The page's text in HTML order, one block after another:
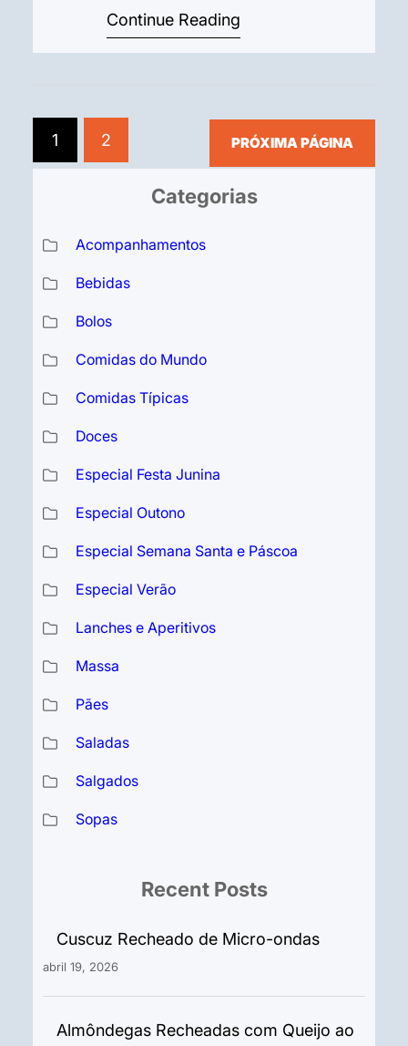
colher de sopa de tomate picado
(sem sementes) 1 colher de sopa
(opcional) Azeite ou óleo para
untar a frigideira Modo de
Preparo: Em uma…
Continue Reading
1 2 PRÓXIMA PÁGINA
Categorias
Acompanhamentos
Bebidas
Bolos
Comidas do Mundo
Comidas Típicas
Doces
Especial Festa Junina
Especial Outono
Especial Semana Santa e Páscoa
Especial Verão
Lanches e Aperitivos
Massa
Pães
Saladas
Salgados
Sopas
Recent Posts
Cuscuz Recheado de Micro-ondas
abril 19, 2026
Almôndegas Recheadas com Queijo ao